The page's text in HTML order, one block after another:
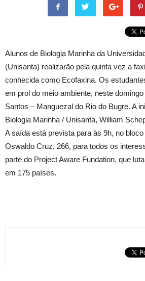
Alunos de Biologia Marinha da
(Unisanta) realizarão pela quinta vez a
conhecida como Ecofaxina. Os
em prol do meio ambiente, neste
Santos – Manguezal do Rio do Bugre. A
Biologia Marinha / Unisanta, William
A saída está prevista para às 9h, no
Oswaldo Cruz, 266, para todos os
parte do Project Aware Fundation, que
em 175 países.